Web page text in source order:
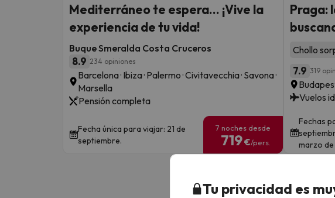
Mediterráneo te espera... ¡Vive la
experiencia de tu vida!
Buque Smeralda Costa Cruceros
8.9 234 opiniones
Barcelona · Ibiza · Palermo · Civitavecchia · Savona ·
Marsella
Pensión completa
Fecha única para viajar: 21 de
septiembre.
7 noches desde
719€/pers.
Praga:
Chollo
7.9 319
Vuelos
Fechas
marzo
Tu privacidad es